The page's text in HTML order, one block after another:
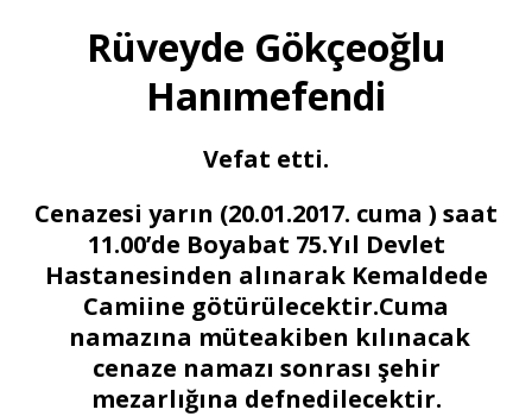
Rüveyde Gökçeoğlu
Hanımefendi
Vefat etti.
Cenazesi yarın (20.01.2017. cuma ) saat
11.00’de Boyabat 75.Yıl Devlet
Hastanesinden alınarak Kemaldede
Camiine götürülecektir.Cuma
namazına müteakiben kılınacak
cenaze namazı sonrası şehir
mezarlığına defnedilecektir.